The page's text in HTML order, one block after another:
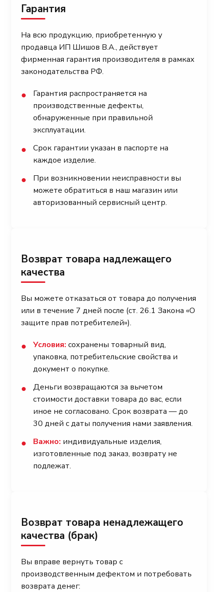
Гарантия
На всю продукцию, приобретенную у
продавца ИП Шишов В.А., действует
фирменная гарантия производителя в рамках
законодательства РФ.
●
Гарантия распространяется на
производственные дефекты,
обнаруженные при правильной
эксплуатации.
●
Срок гарантии указан в паспорте на
каждое изделие.
●
При возникновении неисправности вы
можете обратиться в наш магазин или
авторизованный сервисный центр.
Возврат товара надлежащего
качества
Вы можете отказаться от товара до получения
или в течение 7 дней после (ст. 26.1 Закона «О
защите прав потребителей»).
● Условия: сохранены товарный вид,
упаковка, потребительские свойства и
документ о покупке.
●
Деньги возвращаются за вычетом
стоимости доставки товара до вас, если
иное не согласовано. Срок возврата — до
30 дней с даты получения нами заявления.
● Важно: индивидуальные изделия,
изготовленные под заказ, возврату не
подлежат.
Возврат товара ненадлежащего
качества (брак)
Вы вправе вернуть товар с
производственным дефектом и потребовать
возврата денег: